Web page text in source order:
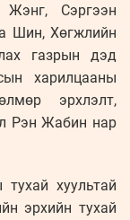
Жэнг, Сэргээн
Шин, Хөгжлийн
газрын дэд
харилцааны
эрхлэлт,
Рэн Жабин нар
хуультай
эрхийн тухай